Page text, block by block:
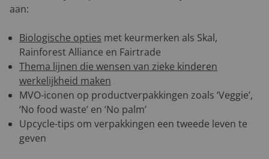
aan:
Biologische opties met keurmerken als Skal,
Rainforest Alliance en Fairtrade
Thema lijnen die wensen van zieke kinderen
werkelijkheid maken
MVO-iconen op productverpakkingen zoals ‘Veggie’,
‘No food waste’ en ‘No palm’
Upcycle-tips om verpakkingen een tweede leven te
geven